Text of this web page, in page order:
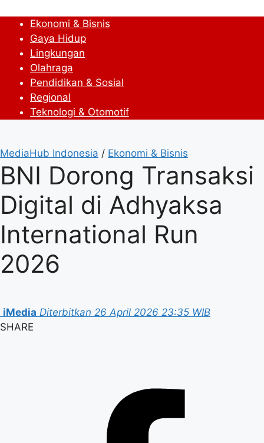
Ekonomi & Bisnis
Gaya Hidup
Lingkungan
Olahraga
Pendidikan & Sosial
Regional
Teknologi & Otomotif
MediaHub Indonesia / Ekonomi & Bisnis
BNI Dorong Transaksi
Digital di Adhyaksa
International Run
2026
iMedia Diterbitkan 26 April 2026 23:35 WIB
SHARE